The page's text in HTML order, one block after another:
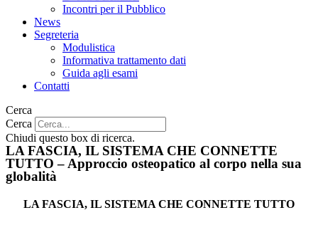
Incontri per il Pubblico
News
Segreteria
Modulistica
Informativa trattamento dati
Guida agli esami
Contatti
Cerca
Cerca
Chiudi questo box di ricerca.
LA FASCIA, IL SISTEMA CHE CONNETTE
TUTTO – Approccio osteopatico al corpo nella sua
globalità
LA FASCIA, IL SISTEMA CHE CONNETTE TUTTO